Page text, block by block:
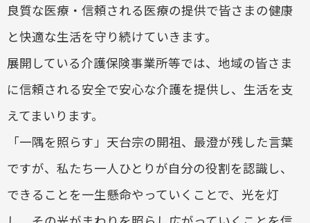
良質な医療・信頼される医療の提供で皆さまの健康
と快適な生活を守り続けていきます。
展開している介護保険事業所等では、地域の皆さま
に信頼される安全で安心な介護を提供し、生活を支
えてまいります。
「一隅を照らす」天台宗の開祖、最澄が残した言葉
ですが、私たち一人ひとりが自分の役割を認識し、
できることを一生懸命やっていくことで、光を灯